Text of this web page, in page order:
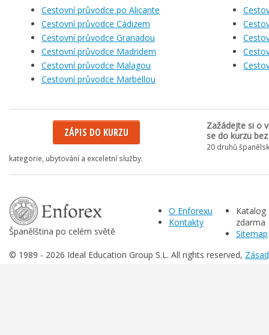
Cestovní průvodce po Alicante
Cestovní průvodce Cádizem
Cestovní průvodce Granadou
Cestovní průvodce Madridem
Cestovní průvodce Malagou
Cestovní průvodce Marbellou
ZÁPIS DO KURZU
Zažádejte si o
se do kurzu
20 druhů
kategorie, ubytování a exceletní služby.
Španělština po celém světě
O Enforexu
Kontakty
Katalog
zdarma
Sitemap
© 1989 - 2026 Ideal Education Group S.L. All rights reserved,